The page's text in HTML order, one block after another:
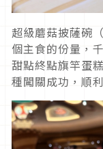
超級蘑菇披薩碗
個主食的份量，
甜點終點旗竿蛋
種闖關成功，順